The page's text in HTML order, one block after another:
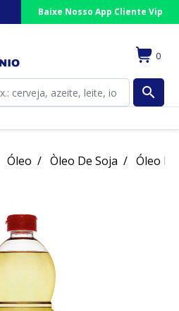
Baixe Nosso App Cliente Vip
0
search
Óleo Òleo De Soja Óleo